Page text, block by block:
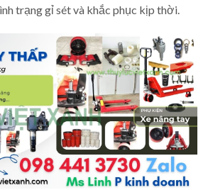
trạng gỉ sét và khắc phục kịp thời.